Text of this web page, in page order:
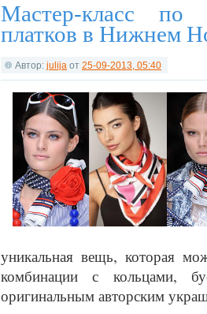
Мастер-класс
платков в Нижнем
Автор: julija от 25-09-2013, 05:40
уникальная вещь, которая
комбинации с кольцами,
оригинальным авторским